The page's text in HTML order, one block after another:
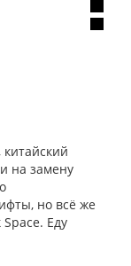
на замену
но всё же
Еду